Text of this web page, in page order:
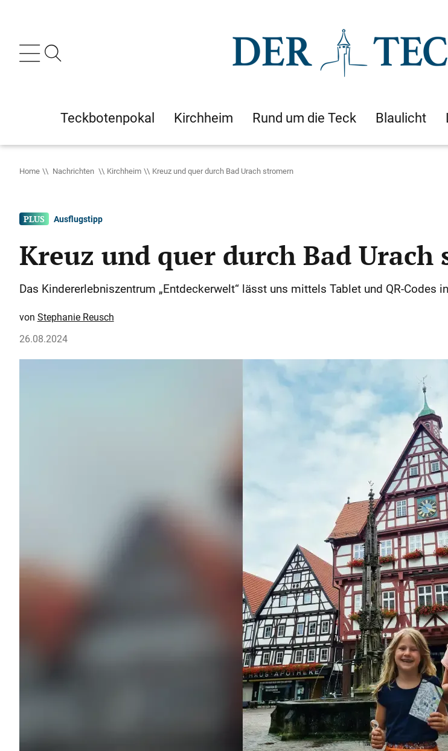
Teckbotenpokal Kirchheim Rund um die Teck Blaulicht
Home Nachrichten Kirchheim Kreuz und quer durch Bad Urach stromern
Ausflugstipp
Kreuz und quer durch Bad Urach
Das Kindererlebniszentrum „Entdeckerwelt“ lässt uns mittels Tablet und QR-Codes
Stephanie Reusch
26.08.2024